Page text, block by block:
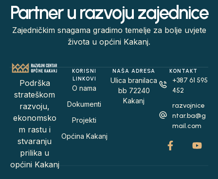
Partner u razvoju zajednice
Zajedničkim snagama gradimo temelje za bolje uvjete
života u općini Kakanj.
Podrška
strateškom
razvoju,
ekonomsko
m rastu i
stvaranju
prilika u
općini Kakanj
KORISNI
LINKOVI
O nama
Dokumenti
Projekti
Općina Kakanj
NAŠA ADRESA
Ulica branilaca
bb 72240
Kakanj
KONTAKT
+387 61 595
452
razvojnice
ntar.ba@g
mail.com